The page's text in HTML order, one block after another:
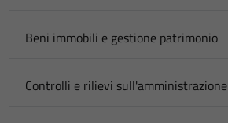
Beni immobili e gestione patrimonio
Controlli e rilievi sull'amministrazione